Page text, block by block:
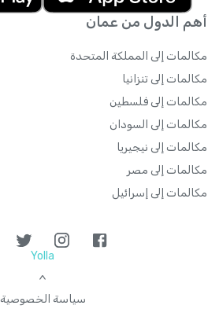
أهم الدول من عمان
مكالمات إلى المملكة المتحدة
مكالمات إلى تنزانيا
مكالمات إلى فلسطين
مكالمات إلى السودان
مكالمات إلى نيجيريا
مكالمات إلى مصر
مكالمات إلى إسرائيل
Yolla
>
سياسة الخصوصية